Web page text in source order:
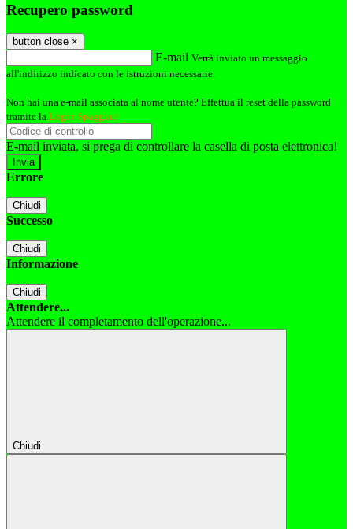
Recupero password
button close ×
E-mail Verrà inviato un messaggio
all'indirizzo indicato con le istruzioni necessarie.
Non hai una e-mail associata al nome utente? Effettua il reset della password
tramite la Login Spaggiari
E-mail inviata, si prega di controllare la casella di posta elettronica!
Errore
Chiudi
Successo
Chiudi
Informazione
Chiudi
Attendere...
Attendere il completamento dell'operazione...
Chiudi